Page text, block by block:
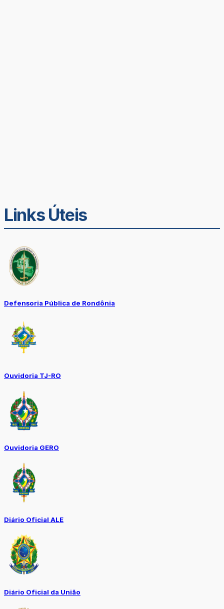
Links Úteis
Defensoria Pública de Rondônia
Ouvidoria TJ-RO
Ouvidoria GERO
Diário Oficial ALE
Diário Oficial da União